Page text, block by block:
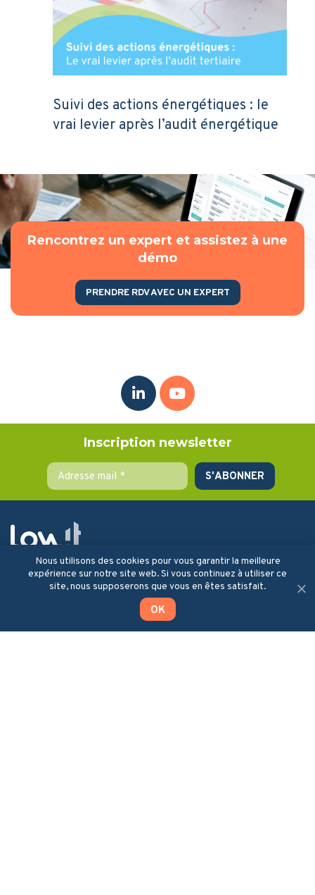
Suivi des actions énergétiques : le
vrai levier après l’audit énergétique
Rencontrez un expert et assistez à une
démo
PRENDRE RDV AVEC UN EXPERT
Inscription newsletter
la solution qui vous accompagne
dans votre stratégie
Nous utilisons des cookies pour vous garantir la meilleure
expérience sur notre site web. Si vous continuez à utiliser ce
site, nous supposerons que vous en êtes satisfait.
OK